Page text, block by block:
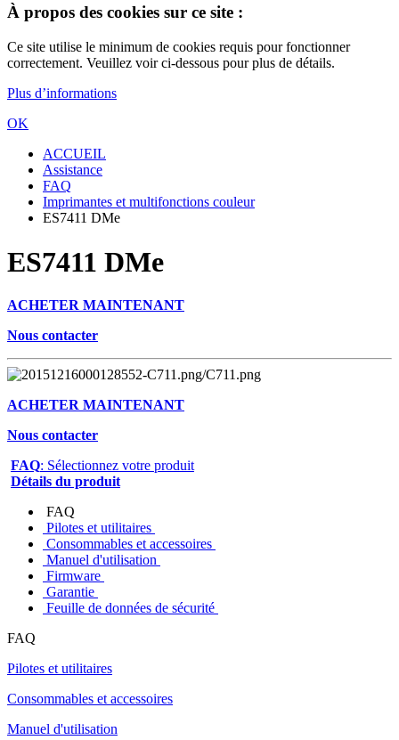
À propos des cookies sur ce site :
Ce site utilise le minimum de cookies requis pour fonctionner
correctement. Veuillez voir ci-dessous pour plus de détails.
Plus d’informations
OK
ACCUEIL
Assistance
FAQ
Imprimantes et multifonctions couleur
ES7411 DMe
ES7411 DMe
ACHETER MAINTENANT
Nous contacter
ACHETER MAINTENANT
Nous contacter
FAQ: Sélectionnez votre produit
Détails du produit
FAQ
Pilotes et utilitaires
Consommables et accessoires
Manuel d'utilisation
Firmware
Garantie
Feuille de données de sécurité
FAQ
Pilotes et utilitaires
Consommables et accessoires
Manuel d'utilisation